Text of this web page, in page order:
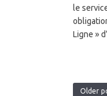
le
Ligne »
Older